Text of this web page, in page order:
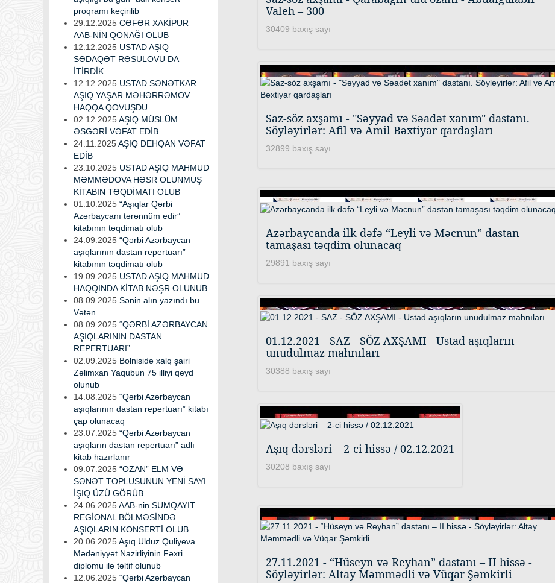
Valeh – 300
30409 baxış sayı
Saz-söz axşamı - "Səyyad və Səadət xanım" dastanı.
Söyləyirlər: Afil və Amil Bəxtiyar qardaşları
32899 baxış sayı
Azərbaycanda ilk dəfə “Leyli və Məcnun” dastan
tamaşası təqdim olunacaq
29891 baxış sayı
01.12.2021 - SAZ - SÖZ AXŞAMI - Ustad aşıqların
unudulmaz mahnıları
30388 baxış sayı
Aşıq dərsləri – 2-ci hissə / 02.12.2021
30208 baxış sayı
27.11.2021 - “Hüseyn və Reyhan” dastanı – II hissə -
Söyləyirlər: Altay Məmmədli və Vüqar Şəmkirli
proqramı keçirilib
29.12.2025 CƏFƏR XAKİPUR
AAB-NİN QONAĞI OLUB
12.12.2025 USTAD AŞIQ
SƏDAQƏT RƏSULOVU DA
İTİRDİK
12.12.2025 USTAD SƏNƏTKAR
AŞIQ YAŞAR MƏHƏRRƏMOV
HAQQA QOVUŞDU
02.12.2025AŞIQ MÜSLÜM
ƏSGƏRİ VƏFAT EDİB
24.11.2025AŞIQ DEHQAN VƏFAT
EDİB
23.10.2025 USTAD AŞIQ MAHMUD
MƏMMƏDOVA HƏSR OLUNMUŞ
KİTABIN TƏQDİMATI OLUB
01.10.2025 “Aşıqlar Qərbi
Azərbaycanı tərənnüm edir”
kitabının təqdimatı olub
24.09.2025 “Qərbi Azərbaycan
aşıqlarının dastan repertuarı”
kitabının təqdimatı olub
19.09.2025 USTAD AŞIQ MAHMUD
HAQQINDA KİTAB NƏŞR OLUNUB
08.09.2025 Sənin alın yazındı bu
Vətən...
08.09.2025 “QƏRBİ AZƏRBAYCAN
AŞIQLARININ DASTAN
REPERTUARI”
02.09.2025 Bolnisidə xalq şairi
Zəlimxan Yaqubun 75 illiyi qeyd
olunub
14.08.2025 “Qərbi Azərbaycan
aşıqlarının dastan repertuarı” kitabı
çap olunacaq
23.07.2025 “Qərbi Azərbaycan
aşıqların dastan repertuarı” adlı
kitab hazırlanır
09.07.2025 “OZAN” ELM VƏ
SƏNƏT TOPLUSUNUN YENİ SAYI
İŞIQ ÜZÜ GÖRÜB
24.06.2025AAB-nin SUMQAYIT
REGİONAL BÖLMƏSİNDƏ
AŞIQLARIN KONSERTİ OLUB
20.06.2025Aşıq Ulduz Quliyeva
Mədəniyyət Nazirliyinin Fəxri
diplomu ilə təltif olunub
12.06.2025 “Qərbi Azərbaycan